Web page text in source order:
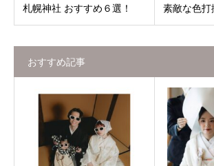
札幌神社 おすすめ６選！ 素敵な色
おすすめ記事